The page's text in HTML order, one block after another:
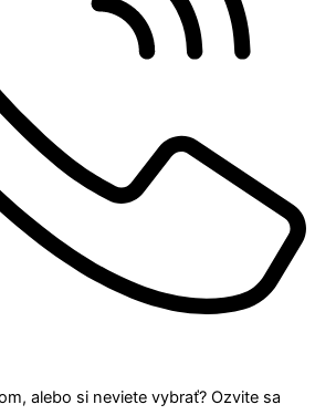
alebo si neviete vybrať? Ozvite sa